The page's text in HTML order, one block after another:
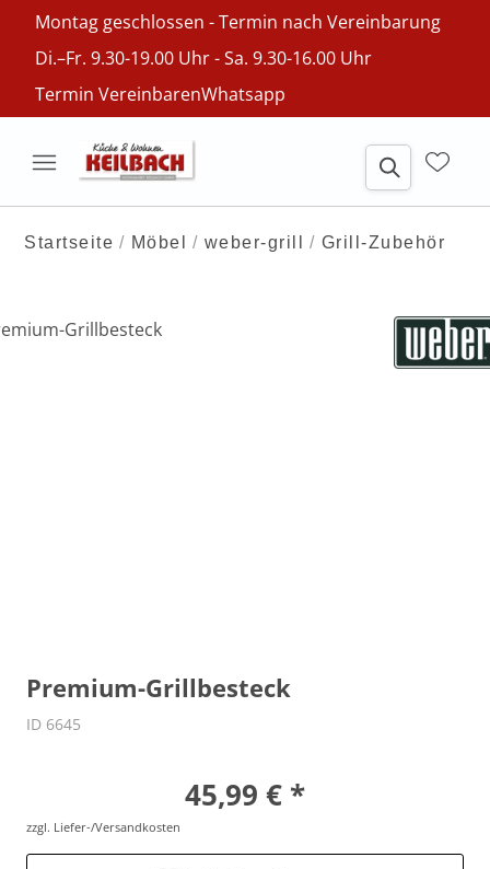
Montag geschlossen - Termin nach Vereinbarung
Di.–Fr. 9.30-19.00 Uhr - Sa. 9.30-16.00 Uhr
Termin VereinbarenWhatsapp
Startseite Möbel weber-grill Grill-Zubehör
Premium-Grillbesteck
ID 6645
45,99 € *
zzgl. Liefer-/Versandkosten